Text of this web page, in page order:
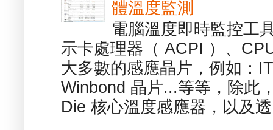
體溫度監測
電腦溫度即時監控工
示卡處理器（ ACPI ）、
大多數的感應晶片，例如：
Winbond 晶片...等等，除此
Die 核心溫度感應器，以及